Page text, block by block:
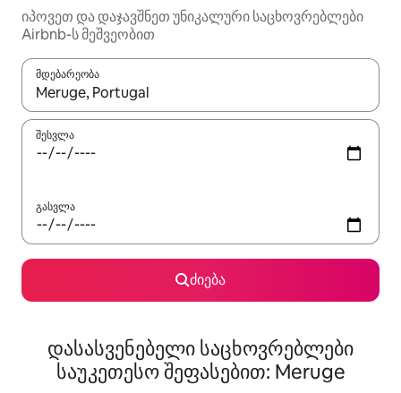
იპოვეთ და დაჯავშნეთ უნიკალური საცხოვრებლები
Airbnb-ს მეშვეობით
მდებარეობა
როცა შედეგები ხელმისაწვდომი გახდება, ნავიგაციისთვის
შესვლა
გასვლა
ძიება
დასასვენებელი საცხოვრებლები
საუკეთესო შეფასებით: Meruge